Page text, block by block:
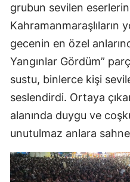
grubun sevilen
Kahramanmaraşlıların
gecenin en özel
Yangınlar Gördüm”
sustu, binlerce kişi
seslendirdi. Ortaya
alanında duygu ve
unutulmaz anlara